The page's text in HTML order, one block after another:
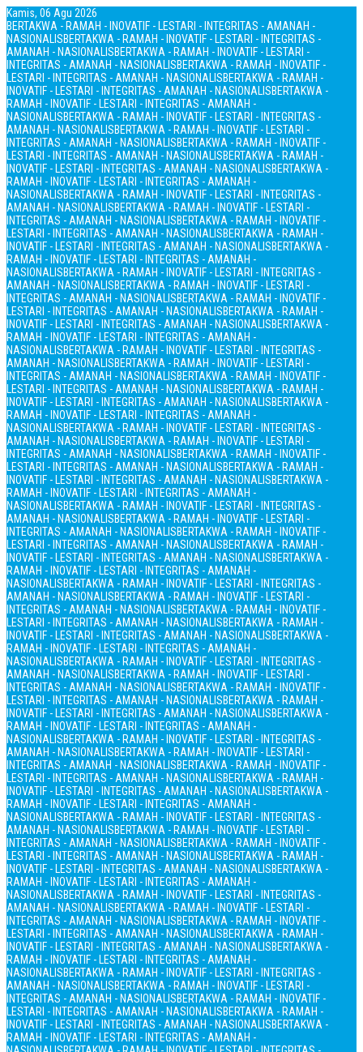
Kamis, 06 Agu 2026
BERTAKWA - RAMAH - INOVATIF - LESTARI - INTEGRITAS - AMANAH -
NASIONALISBERTAKWA - RAMAH - INOVATIF - LESTARI - INTEGRITAS -
AMANAH - NASIONALISBERTAKWA - RAMAH - INOVATIF - LESTARI -
INTEGRITAS - AMANAH - NASIONALISBERTAKWA - RAMAH - INOVATIF -
LESTARI - INTEGRITAS - AMANAH - NASIONALISBERTAKWA - RAMAH -
INOVATIF - LESTARI - INTEGRITAS - AMANAH - NASIONALISBERTAKWA -
RAMAH - INOVATIF - LESTARI - INTEGRITAS - AMANAH -
NASIONALISBERTAKWA - RAMAH - INOVATIF - LESTARI - INTEGRITAS -
AMANAH - NASIONALISBERTAKWA - RAMAH - INOVATIF - LESTARI -
INTEGRITAS - AMANAH - NASIONALISBERTAKWA - RAMAH - INOVATIF -
LESTARI - INTEGRITAS - AMANAH - NASIONALISBERTAKWA - RAMAH -
INOVATIF - LESTARI - INTEGRITAS - AMANAH - NASIONALISBERTAKWA -
RAMAH - INOVATIF - LESTARI - INTEGRITAS - AMANAH -
NASIONALISBERTAKWA - RAMAH - INOVATIF - LESTARI - INTEGRITAS -
AMANAH - NASIONALISBERTAKWA - RAMAH - INOVATIF - LESTARI -
INTEGRITAS - AMANAH - NASIONALISBERTAKWA - RAMAH - INOVATIF -
LESTARI - INTEGRITAS - AMANAH - NASIONALISBERTAKWA - RAMAH -
INOVATIF - LESTARI - INTEGRITAS - AMANAH - NASIONALISBERTAKWA -
RAMAH - INOVATIF - LESTARI - INTEGRITAS - AMANAH -
NASIONALISBERTAKWA - RAMAH - INOVATIF - LESTARI - INTEGRITAS -
AMANAH - NASIONALISBERTAKWA - RAMAH - INOVATIF - LESTARI -
INTEGRITAS - AMANAH - NASIONALISBERTAKWA - RAMAH - INOVATIF -
LESTARI - INTEGRITAS - AMANAH - NASIONALISBERTAKWA - RAMAH -
INOVATIF - LESTARI - INTEGRITAS - AMANAH - NASIONALISBERTAKWA -
RAMAH - INOVATIF - LESTARI - INTEGRITAS - AMANAH -
NASIONALISBERTAKWA - RAMAH - INOVATIF - LESTARI - INTEGRITAS -
AMANAH - NASIONALISBERTAKWA - RAMAH - INOVATIF - LESTARI -
INTEGRITAS - AMANAH - NASIONALISBERTAKWA - RAMAH - INOVATIF -
LESTARI - INTEGRITAS - AMANAH - NASIONALISBERTAKWA - RAMAH -
INOVATIF - LESTARI - INTEGRITAS - AMANAH - NASIONALISBERTAKWA -
RAMAH - INOVATIF - LESTARI - INTEGRITAS - AMANAH -
NASIONALISBERTAKWA - RAMAH - INOVATIF - LESTARI - INTEGRITAS -
AMANAH - NASIONALISBERTAKWA - RAMAH - INOVATIF - LESTARI -
INTEGRITAS - AMANAH - NASIONALISBERTAKWA - RAMAH - INOVATIF -
LESTARI - INTEGRITAS - AMANAH - NASIONALISBERTAKWA - RAMAH -
INOVATIF - LESTARI - INTEGRITAS - AMANAH - NASIONALISBERTAKWA -
RAMAH - INOVATIF - LESTARI - INTEGRITAS - AMANAH -
NASIONALISBERTAKWA - RAMAH - INOVATIF - LESTARI - INTEGRITAS -
AMANAH - NASIONALISBERTAKWA - RAMAH - INOVATIF - LESTARI -
INTEGRITAS - AMANAH - NASIONALISBERTAKWA - RAMAH - INOVATIF -
LESTARI - INTEGRITAS - AMANAH - NASIONALISBERTAKWA - RAMAH -
INOVATIF - LESTARI - INTEGRITAS - AMANAH - NASIONALISBERTAKWA -
RAMAH - INOVATIF - LESTARI - INTEGRITAS - AMANAH -
NASIONALISBERTAKWA - RAMAH - INOVATIF - LESTARI - INTEGRITAS -
AMANAH - NASIONALISBERTAKWA - RAMAH - INOVATIF - LESTARI -
INTEGRITAS - AMANAH - NASIONALISBERTAKWA - RAMAH - INOVATIF -
LESTARI - INTEGRITAS - AMANAH - NASIONALISBERTAKWA - RAMAH -
INOVATIF - LESTARI - INTEGRITAS - AMANAH - NASIONALISBERTAKWA -
RAMAH - INOVATIF - LESTARI - INTEGRITAS - AMANAH -
NASIONALISBERTAKWA - RAMAH - INOVATIF - LESTARI - INTEGRITAS -
AMANAH - NASIONALISBERTAKWA - RAMAH - INOVATIF - LESTARI -
INTEGRITAS - AMANAH - NASIONALISBERTAKWA - RAMAH - INOVATIF -
LESTARI - INTEGRITAS - AMANAH - NASIONALISBERTAKWA - RAMAH -
INOVATIF - LESTARI - INTEGRITAS - AMANAH - NASIONALISBERTAKWA -
RAMAH - INOVATIF - LESTARI - INTEGRITAS - AMANAH -
NASIONALISBERTAKWA - RAMAH - INOVATIF - LESTARI - INTEGRITAS -
AMANAH - NASIONALISBERTAKWA - RAMAH - INOVATIF - LESTARI -
INTEGRITAS - AMANAH - NASIONALISBERTAKWA - RAMAH - INOVATIF -
LESTARI - INTEGRITAS - AMANAH - NASIONALISBERTAKWA - RAMAH -
INOVATIF - LESTARI - INTEGRITAS - AMANAH - NASIONALISBERTAKWA -
RAMAH - INOVATIF - LESTARI - INTEGRITAS - AMANAH -
NASIONALISBERTAKWA - RAMAH - INOVATIF - LESTARI - INTEGRITAS -
AMANAH - NASIONALISBERTAKWA - RAMAH - INOVATIF - LESTARI -
INTEGRITAS - AMANAH - NASIONALISBERTAKWA - RAMAH - INOVATIF -
LESTARI - INTEGRITAS - AMANAH - NASIONALISBERTAKWA - RAMAH -
INOVATIF - LESTARI - INTEGRITAS - AMANAH - NASIONALISBERTAKWA -
RAMAH - INOVATIF - LESTARI - INTEGRITAS - AMANAH -
NASIONALISBERTAKWA - RAMAH - INOVATIF - LESTARI - INTEGRITAS -
AMANAH - NASIONALISBERTAKWA - RAMAH - INOVATIF - LESTARI -
INTEGRITAS - AMANAH - NASIONALISBERTAKWA - RAMAH - INOVATIF -
LESTARI - INTEGRITAS - AMANAH - NASIONALISBERTAKWA - RAMAH -
INOVATIF - LESTARI - INTEGRITAS - AMANAH - NASIONALISBERTAKWA -
RAMAH - INOVATIF - LESTARI - INTEGRITAS - AMANAH -
NASIONALISBERTAKWA - RAMAH - INOVATIF - LESTARI - INTEGRITAS -
AMANAH - NASIONALISBERTAKWA - RAMAH - INOVATIF - LESTARI -
INTEGRITAS - AMANAH - NASIONALISBERTAKWA - RAMAH - INOVATIF -
LESTARI - INTEGRITAS - AMANAH - NASIONALISBERTAKWA - RAMAH -
INOVATIF - LESTARI - INTEGRITAS - AMANAH - NASIONALISBERTAKWA -
RAMAH - INOVATIF - LESTARI - INTEGRITAS - AMANAH -